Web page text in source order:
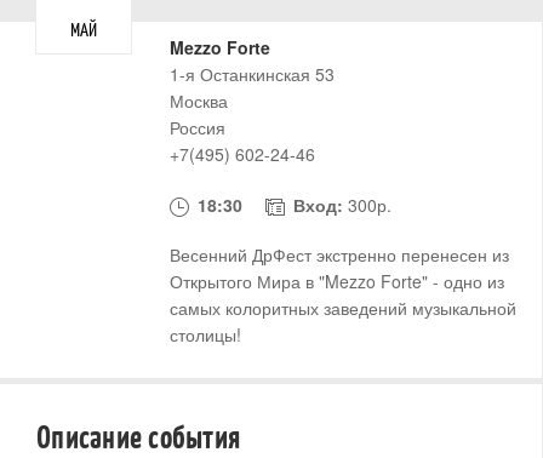
МАЙ
Mezzo Forte
1-я Останкинская 53
Москва
Россия
+7(495) 602-24-46
18:30 Вход: 300р.
Весенний ДрФест экстренно перенесен из
Открытого Мира в "Mezzo Forte" - одно из
самых колоритных заведений музыкальной
столицы!
Описание события